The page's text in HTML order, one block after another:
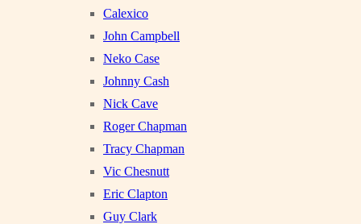
Calexico
John Campbell
Neko Case
Johnny Cash
Nick Cave
Roger Chapman
Tracy Chapman
Vic Chesnutt
Eric Clapton
Guy Clark